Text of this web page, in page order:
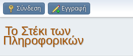
Σύνδεση Εγγραφή
Το Στέκι των
Πληροφορικών